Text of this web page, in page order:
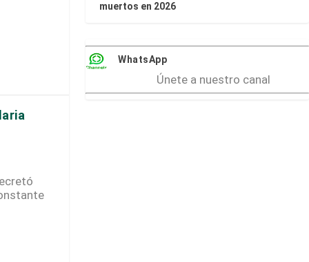
muertos en 2026
WhatsApp
Únete a nuestro canal